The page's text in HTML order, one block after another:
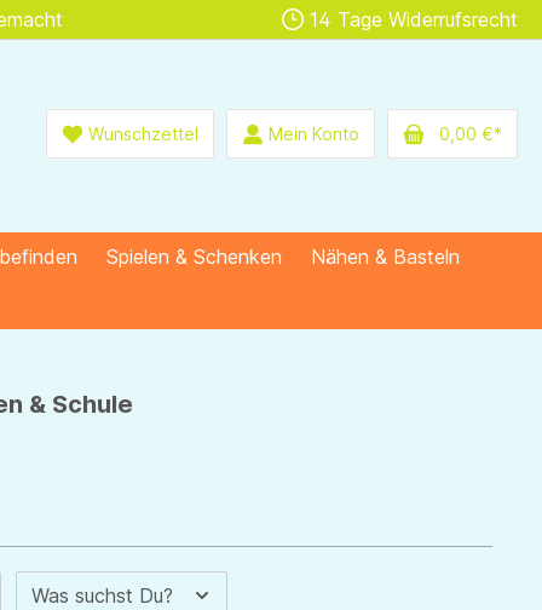
14 Tage Widerrufsrecht
Wunschzettel Mein Konto 0,00 €*
Spielen & Schenken
Nähen & Basteln
& Schule
Was suchst Du?